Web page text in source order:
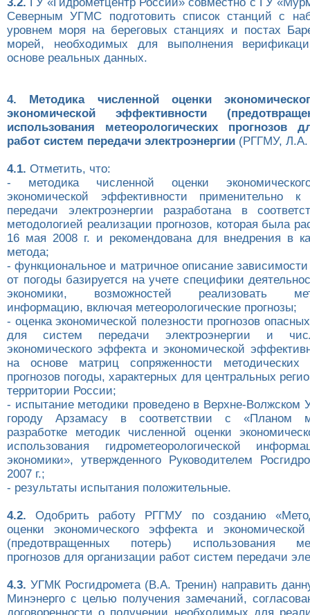
Северным УГМС подготовить список станций с
уровнем моря на береговых станциях и постах
морей, необходимых для выполнения
основе реальных данных.
4. Методика численной оценки
экономической эффективности
использования метеорологических прогнозов
работ систем передачи электроэнергии (РГГМУ, Л.А.
4.1. Отметить, что:
- методика численной оценки
экономической эффективности применительно
передачи электроэнергии разработана в
методологией реализации прогнозов, которая была
16 мая 2008 г. и рекомендована для внедрения в
метода;
- функциональное и матричное описание
от погоды базируется на учете специфики
экономики, возможностей реализовать
информацию, включая метеорологические прогнозы;
- оценка экономической полезности прогнозов
для систем передачи электроэнергии и
экономического эффекта и экономической
на основе матриц сопряженности
прогнозов погоды, характерных для центральных
территории России;
- испытание методики проведено в Верхне-Волжском
городу Арзамасу в соответствии с «Планом
разработке методик численной оценки
использования гидрометеорологической
экономики», утвержденного Руководителем
2007 г.;
- результаты испытания положительные.
4.2. Одобрить работу РГГМУ по созданию
оценки экономического эффекта и
(предотвращенных потерь) использования
прогнозов для организации работ систем передачи
4.3. УГМК Росгидромета (В.А. Тренин) направить
Минэнерго с целью получения замечаний,